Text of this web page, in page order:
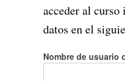
acceder al
datos en el
Nombre de usuario